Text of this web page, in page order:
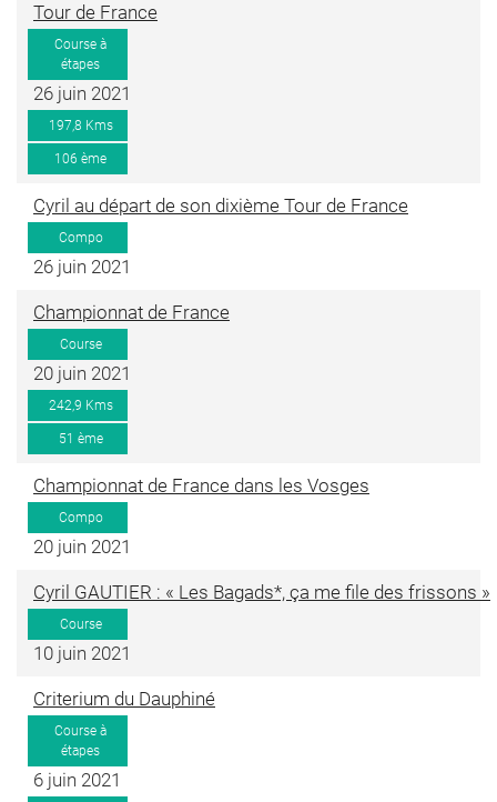
Tour de France
Course à
étapes
26 juin 2021
197,8 Kms
106 ème
Cyril au départ de son dixième Tour de France
Compo
26 juin 2021
Championnat de France
Course
20 juin 2021
242,9 Kms
51 ème
Championnat de France dans les Vosges
Compo
20 juin 2021
Cyril GAUTIER : « Les Bagads*, ça me file des frissons »
Course
10 juin 2021
Criterium du Dauphiné
Course à
étapes
6 juin 2021